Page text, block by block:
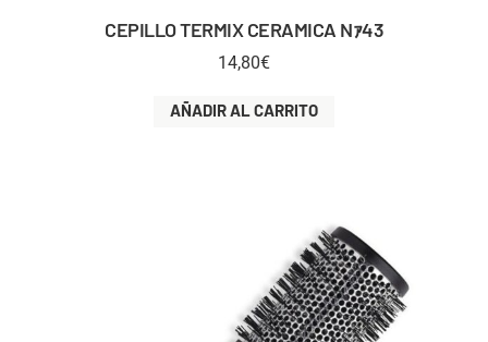
CEPILLO TERMIX CERAMICA Nｧ43
14,80€
AÑADIR AL CARRITO